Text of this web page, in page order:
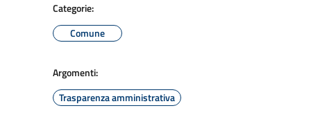
Categorie:
Comune
Argomenti:
Trasparenza amministrativa